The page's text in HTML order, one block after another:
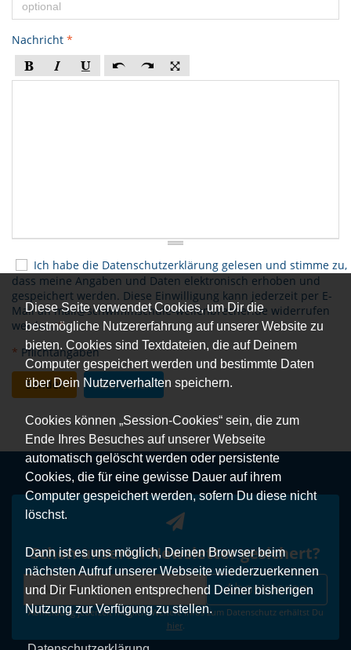
Diese Seite verwendet Cookies, um Dir die
bestmögliche Nutzererfahrung auf unserer Website zu
bieten. Cookies sind Textdateien, die auf Deinem
Computer gespeichert werden und bestimmte Daten
über Dein Nutzerverhalten speichern.
Cookies können „Session-Cookies“ sein, die zum
Ende Ihres Besuches auf unserer Webseite
automatisch gelöscht werden oder persistente
Cookies, die für eine gewisse Dauer auf ihrem
Computer gespeichert werden, sofern Du diese nicht
löschst.
Dann ist es uns möglich, Deinen Browser beim
nächsten Aufruf unserer Webseite wiederzuerkennen
und Dir Funktionen entsprechend Deiner bisherigen
Nutzung zur Verfügung zu stellen.
Nachricht *
Ich habe die Datenschutzerklärung gelesen und stimme zu,
dass meine Angaben und Daten elektronisch erhoben und
gespeichert werden. Diese Einwilligung kann jederzeit per E-
Mail anmail@schwimmschule-wellenbrecher.de widerrufen
werden.*
* Pflichtangaben
Senden Abbrechen
Schon unseren Newsletter gesichert?
Abonnieren
Abmeldung jederzeit möglich. Weitere Infos zum Datenschutz erhältst Du
hier.